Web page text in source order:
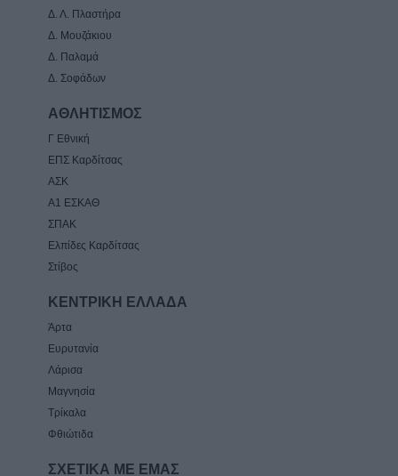
Δ. Λ. Πλαστήρα
Δ. Μουζάκιου
Δ. Παλαμά
Δ. Σοφάδων
ΑΘΛΗΤΙΣΜΟΣ
Γ Εθνική
ΕΠΣ Καρδίτσας
ΑΣΚ
Α1 ΕΣΚΑΘ
ΣΠΑΚ
Ελπίδες Καρδίτσας
Στίβος
ΚΕΝΤΡΙΚΗ ΕΛΛΑΔΑ
Άρτα
Ευρυτανία
Λάρισα
Μαγνησία
Τρίκαλα
Φθιώτιδα
ΣΧΕΤΙΚΑ ΜΕ ΕΜΑΣ